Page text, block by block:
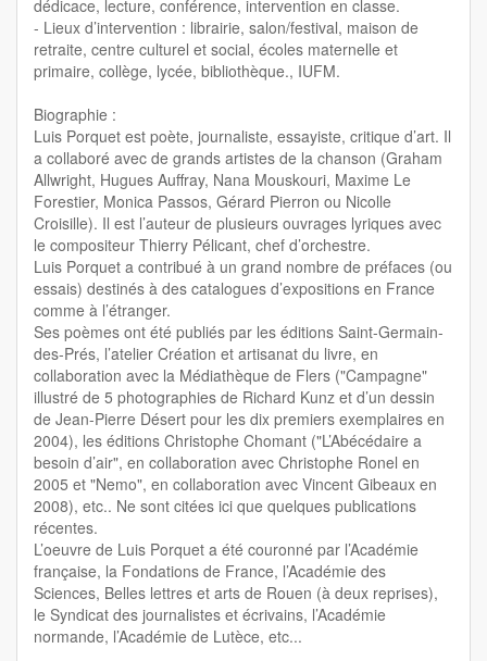
dédicace, lecture, conférence, intervention en classe.
- Lieux d’intervention : librairie, salon/festival, maison de
retraite, centre culturel et social, écoles maternelle et
primaire, collège, lycée, bibliothèque., IUFM.
Biographie :
Luis Porquet est poète, journaliste, essayiste, critique d’art. Il
a collaboré avec de grands artistes de la chanson (Graham
Allwright, Hugues Auffray, Nana Mouskouri, Maxime Le
Forestier, Monica Passos, Gérard Pierron ou Nicolle
Croisille). Il est l’auteur de plusieurs ouvrages lyriques avec
le compositeur Thierry Pélicant, chef d’orchestre.
Luis Porquet a contribué à un grand nombre de préfaces (ou
essais) destinés à des catalogues d’expositions en France
comme à l’étranger.
Ses poèmes ont été publiés par les éditions Saint-Germain-
des-Prés, l’atelier Création et artisanat du livre, en
collaboration avec la Médiathèque de Flers ("Campagne"
illustré de 5 photographies de Richard Kunz et d’un dessin
de Jean-Pierre Désert pour les dix premiers exemplaires en
2004), les éditions Christophe Chomant ("L’Abécédaire a
besoin d’air", en collaboration avec Christophe Ronel en
2005 et "Nemo", en collaboration avec Vincent Gibeaux en
2008), etc.. Ne sont citées ici que quelques publications
récentes.
L’oeuvre de Luis Porquet a été couronné par l’Académie
française, la Fondations de France, l’Académie des
Sciences, Belles lettres et arts de Rouen (à deux reprises),
le Syndicat des journalistes et écrivains, l’Académie
normande, l’Académie de Lutèce, etc...